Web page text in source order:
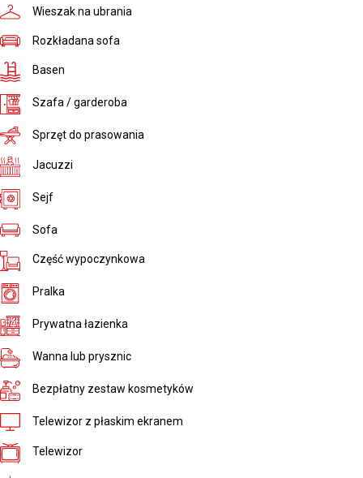
Wieszak na ubrania
Rozkładana sofa
Basen
Szafa / garderoba
Sprzęt do prasowania
Jacuzzi
Sejf
Sofa
Część wypoczynkowa
Pralka
Prywatna łazienka
Wanna lub prysznic
Bezpłatny zestaw kosmetyków
Telewizor z płaskim ekranem
Telewizor